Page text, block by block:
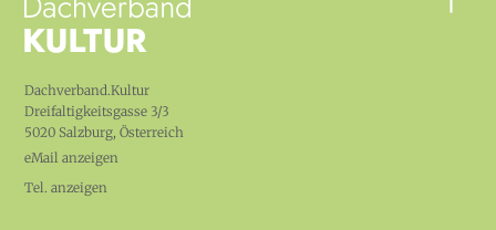
Dachverband.Kultur
Dreifaltigkeitsgasse 3/3
5020 Salzburg, Österreich
eMail anzeigen
Tel. anzeigen